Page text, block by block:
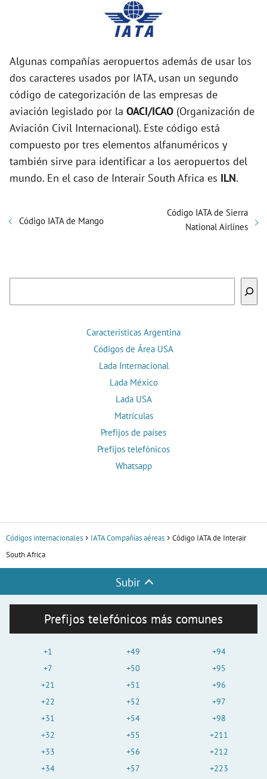
Algunas compañías aeropuertos además de usar los
dos caracteres usados por IATA, usan un segundo
código de categorización de las empresas de
aviación legislado por la OACI/ICAO (Organización de
Aviación Civil Internacional). Este código está
compuesto por tres elementos alfanuméricos y
también sirve para identificar a los aeropuertos del
mundo. En el caso de Interair South Africa es ILN.
Código IATA de Mango
Código IATA de Sierra
National Airlines
Características Argentina
Códigos de Área USA
Lada Internacional
Lada México
Lada USA
Matrículas
Prefijos de países
Prefijos telefónicos
Whatsapp
Códigos internacionales IATA Compañías aéreas
Código IATA de Interair
South Africa
Subir
Prefijos telefónicos más comunes
+1
+7
+21
+22
+31
+32
+33
+34
+49
+50
+51
+52
+54
+55
+56
+57
+94
+95
+96
+97
+98
+211
+212
+223